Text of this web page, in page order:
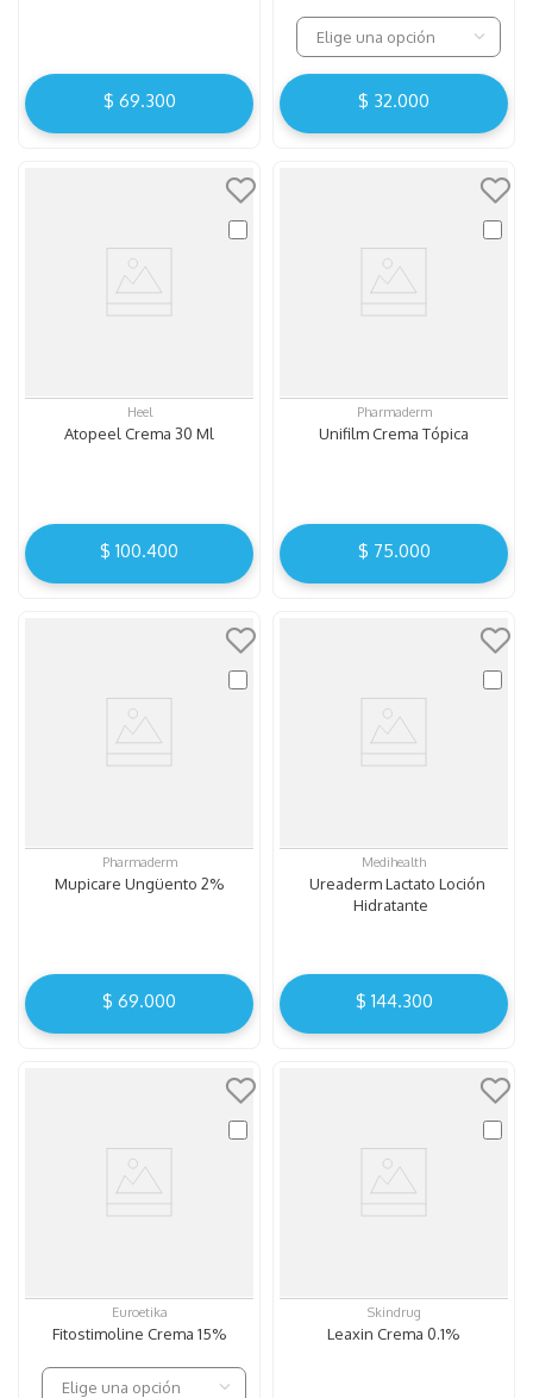
$ 69.300
Elige una opción
$ 32.000
Heel
Atopeel Crema 30 Ml
$ 100.400
Pharmaderm
Unifilm Crema Tópica
$ 75.000
Pharmaderm
Mupicare Ungüento 2%
$ 69.000
Medihealth
Ureaderm Lactato Loción
Hidratante
$ 144.300
Euroetika
Fitostimoline Crema 15%
Elige una opción
Skindrug
Leaxin Crema 0.1%